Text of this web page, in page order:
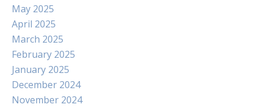
May 2025
April 2025
March 2025
February 2025
January 2025
December 2024
November 2024